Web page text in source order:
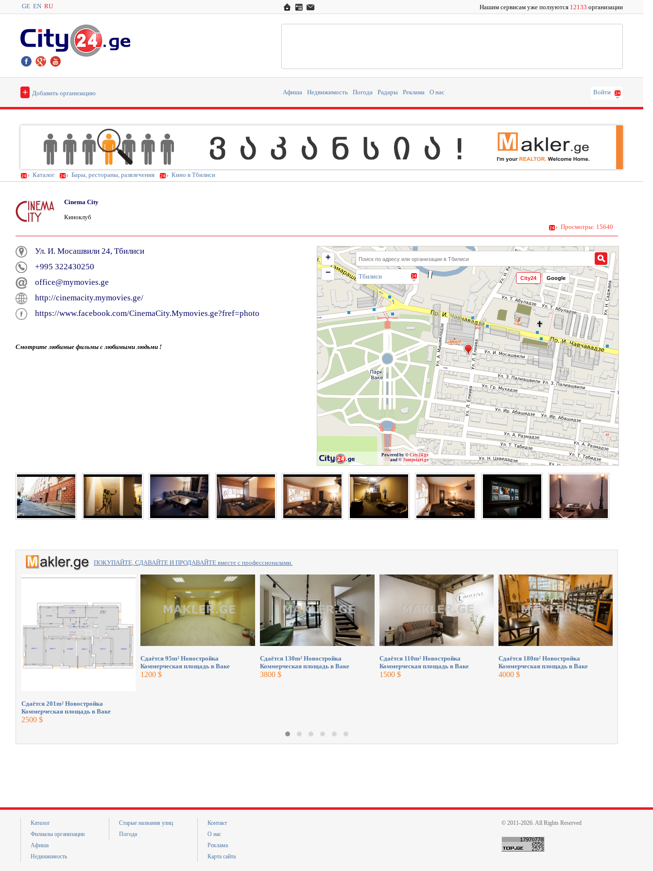
GE EN RU Нашим сервисам уже ползуются 12133 организации
+ Добавить организацию Афиша Недвижимость Погода Радары Реклама О нас Войти
Каталог Бары, рестораны, развлечения Кино в Тбилиси
Cinema City
Киноклуб
Просмотры: 15640
Ул. И. Мосашвили 24, Тбилиси
+995 322430250
office@mymovies.ge
http://cinemacity.mymovies.ge/
https://www.facebook.com/CinemaCity.Mymovies.ge?fref=photo
Тбилиси
Powered by © City24.ge
and ©Jumpstart.ge
+
−
City24 Google
Смотрите любимые фильмы с любимыми людьми !
ПОКУПАЙТЕ, СДАВАЙТЕ И ПРОДАВАЙТЕ вместе с профессионалами.
Сдаётся 201m² Новостройка
Коммерческая площадь в Ваке
2500 $
Сдаётся 95m² Новостройка
Коммерческая площадь в Ваке
1200 $
Сдаётся 130m² Новостройка
Коммерческая площадь в Ваке
3800 $
Сдаётся 110m² Новостройка
Коммерческая площадь в Ваке
1500 $
Сдаётся 180m² Новостройка
Коммерческая площадь в Ваке
4000 $
Каталог
Филиалы организации
Афиша
Недвижимость
Старые названия улиц
Погода
Контакт
О нас
Реклама
Карта сайта
© 2011-2026. All Rights Reserved